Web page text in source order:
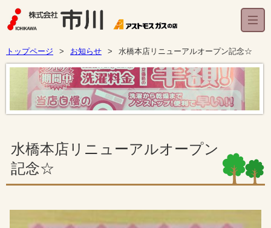
トップページ お知らせ 水橋本店リニューアルオープン記念☆
水橋本店リニューアルオープン
記念☆